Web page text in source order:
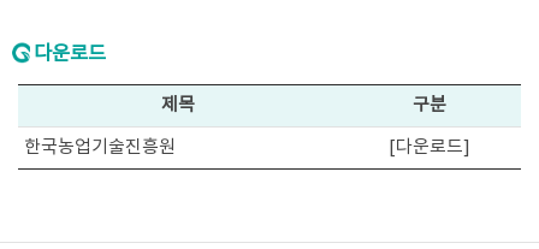
다운로드
제목 구분
한국농업기술진흥원 [다운로드]